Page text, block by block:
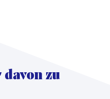
davon zu